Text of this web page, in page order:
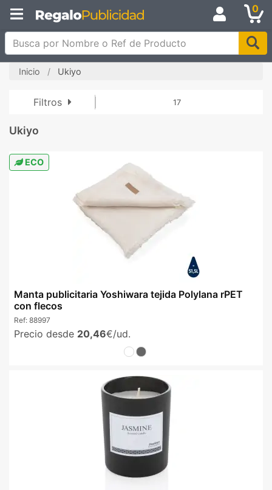
0
Busca por Nombre o Ref de Producto
Inicio Ukiyo
Filtros 17
Ukiyo
ECO
Manta publicitaria Yoshiwara tejida Polylana rPET
con flecos
Ref: 88997
Precio desde 20,46€/ud.